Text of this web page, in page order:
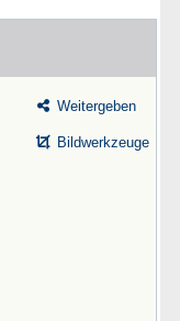
Weitergeben
Bildwerkzeuge